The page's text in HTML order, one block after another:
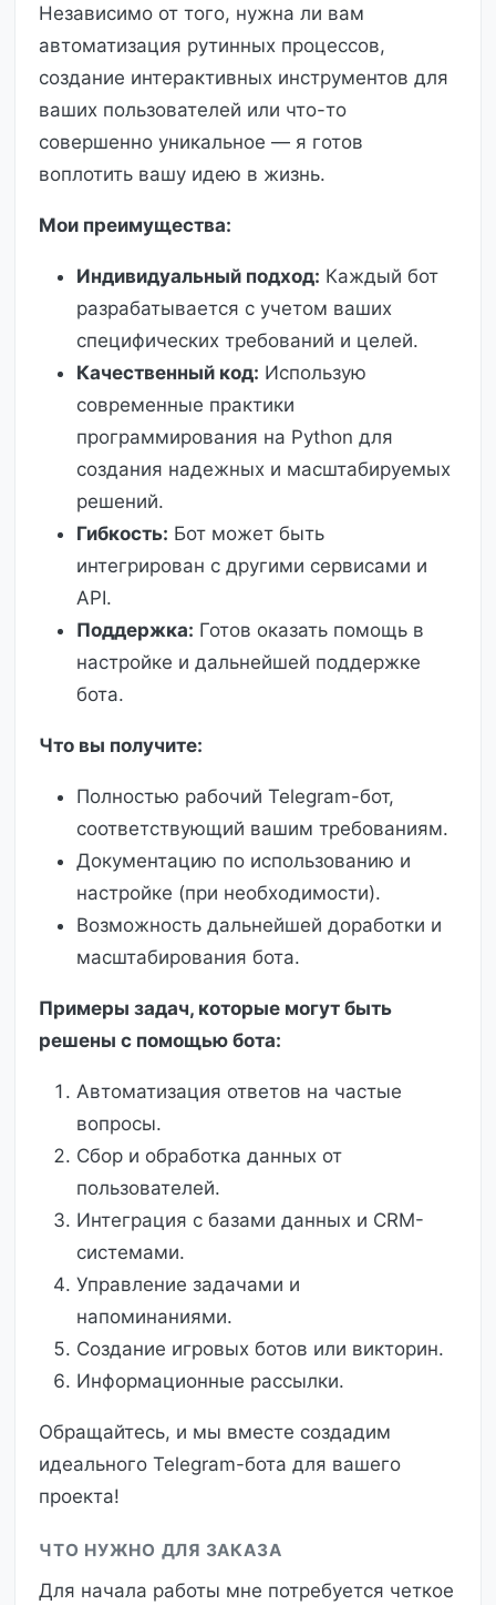
Независимо от того, нужна ли вам
автоматизация рутинных процессов,
создание интерактивных инструментов для
ваших пользователей или что-то
совершенно уникальное — я готов
воплотить вашу идею в жизнь.
Мои преимущества:
Индивидуальный подход: Каждый бот
разрабатывается с учетом ваших
специфических требований и целей.
Качественный код: Использую
современные практики
программирования на Python для
создания надежных и масштабируемых
решений.
Гибкость: Бот может быть
интегрирован с другими сервисами и
API.
Поддержка: Готов оказать помощь в
настройке и дальнейшей поддержке
бота.
Что вы получите:
Полностью рабочий Telegram-бот,
соответствующий вашим требованиям.
Документацию по использованию и
настройке (при необходимости).
Возможность дальнейшей доработки и
масштабирования бота.
Примеры задач, которые могут быть
решены с помощью бота:
Автоматизация ответов на частые
вопросы.
Сбор и обработка данных от
пользователей.
Интеграция с базами данных и CRM-
системами.
Управление задачами и
напоминаниями.
Создание игровых ботов или викторин.
Информационные рассылки.
Обращайтесь, и мы вместе создадим
идеального Telegram-бота для вашего
проекта!
ЧТО НУЖНО ДЛЯ ЗАКАЗА
Для начала работы мне потребуется четкое